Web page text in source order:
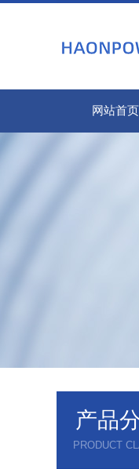
网站首页
产品
PRODUCT